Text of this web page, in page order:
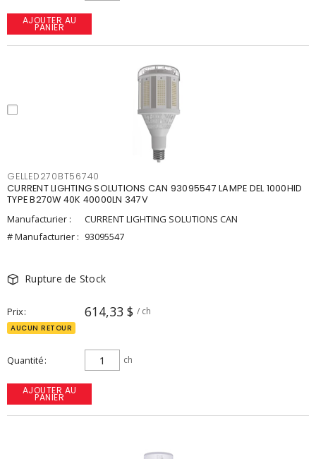
AJOUTER AU
PANIER
GELLED270BT56740
CURRENT LIGHTING SOLUTIONS CAN 93095547 LAMPE DEL 1000HID
TYPE B270W 40K 40000LN 347V
Manufacturier :
CURRENT LIGHTING SOLUTIONS CAN
# Manufacturier : 93095547
Rupture de Stock
Prix 614,33 $ / ch
AUCUN RETOUR
Quantité ch
AJOUTER AU
PANIER